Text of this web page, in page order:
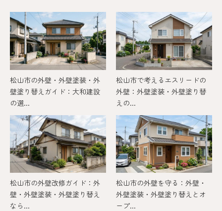
松山市の外壁・外壁塗装・外
壁塗り替えガイド：大和建設
の選...
松山市で考えるエスリードの
外壁：外壁塗装・外壁塗り替
えの...
松山市の外壁改修ガイド：外
壁・外壁塗装・外壁塗り替え
なら...
松山市の外壁を守る：外壁・
外壁塗装・外壁塗り替えとオ
ープ...